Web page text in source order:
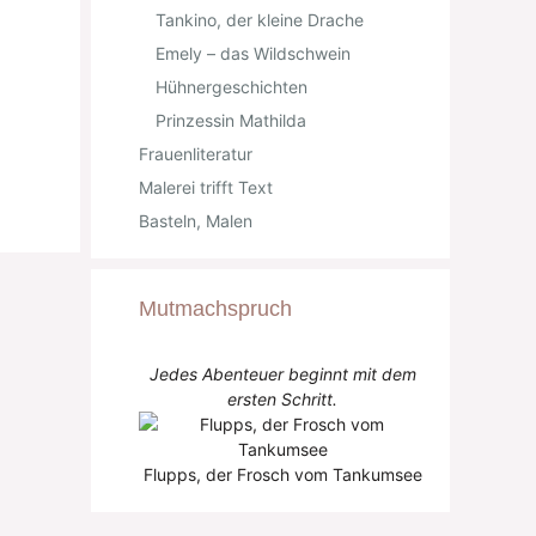
Tankino, der kleine Drache
Emely – das Wildschwein
Hühnergeschichten
Prinzessin Mathilda
Frauenliteratur
Malerei trifft Text
Basteln, Malen
Mutmachspruch
Jedes Abenteuer beginnt mit dem
ersten Schritt.
Flupps, der Frosch vom Tankumsee